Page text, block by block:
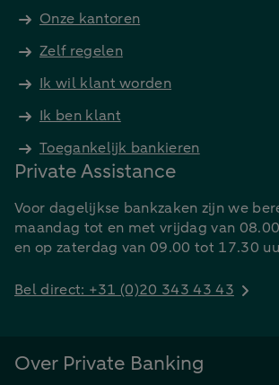
Onze kantoren
Zelf regelen
Ik wil klant worden
Ik ben klant
Toegankelijk bankieren
Private Assistance
Voor dagelijkse bankzaken zijn we
maandag tot en met vrijdag van
en op zaterdag van 09.00 tot 17.30
Bel direct: +31 (0)20 343 43 43
Over Private Banking